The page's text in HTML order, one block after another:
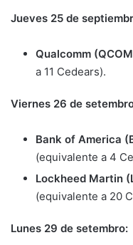
Jueves 25 de
Qualcomm
a 11 Cedears).
Viernes 26 de
Bank of America
(equivalente a 4
Lockheed Martin
(equivalente a 20
Lunes 29 de setembro: